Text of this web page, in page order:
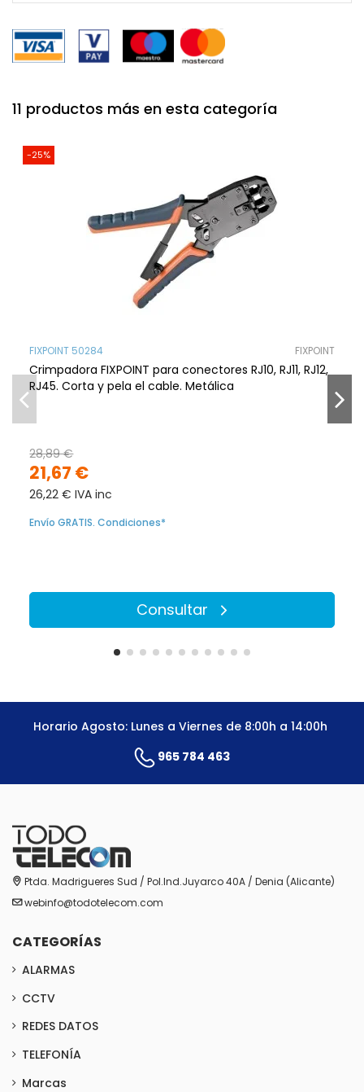
11 productos más en esta categoría
-25%
FIXPOINT 50284 FIXPOINT
Crimpadora FIXPOINT para conectores RJ10, RJ11, RJ12,
RJ45. Corta y pela el cable. Metálica
21,67 €
28,89 €
26,22 € IVA inc
Envío GRATIS. Condiciones*
Consultar
Horario Agosto: Lunes a Viernes de 8:00h a 14:00h
965 784 463
Ptda. Madrigueres Sud / Pol.Ind.Juyarco 40A / Denia (Alicante)
webinfo@todotelecom.com
CATEGORÍAS
ALARMAS
CCTV
REDES DATOS
TELEFONÍA
Marcas